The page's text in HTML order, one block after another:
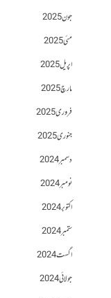
جون 2025
مئی 2025
اپریل 2025
مارچ 2025
فروری 2025
جنوری 2025
دسمبر 2024
نومبر 2024
اکتوبر 2024
ستمبر 2024
اگست 2024
جولائی 2024